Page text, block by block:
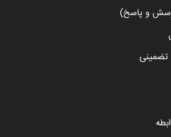
و پاسخ)
تضمینی